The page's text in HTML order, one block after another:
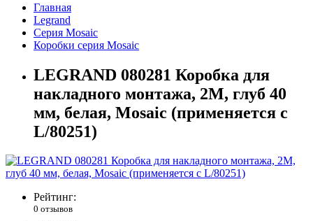
Главная
Legrand
Серия Mosaic
Коробки серия Mosaic
LEGRAND 080281 Коробка для
накладного монтажа, 2М, глуб 40
мм, белая, Mosaic (применяется с
L/80251)
Рейтинг:
0 отзывов